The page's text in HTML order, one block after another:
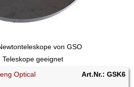
von GSO
geeignet
Optical Art.Nr.: GSK6